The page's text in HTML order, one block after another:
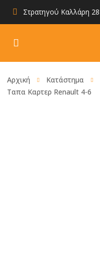
Στρατηγού Καλλάρη 28
Αρχική Κατάστημα
Ταπα Καρτερ Renault 4-6